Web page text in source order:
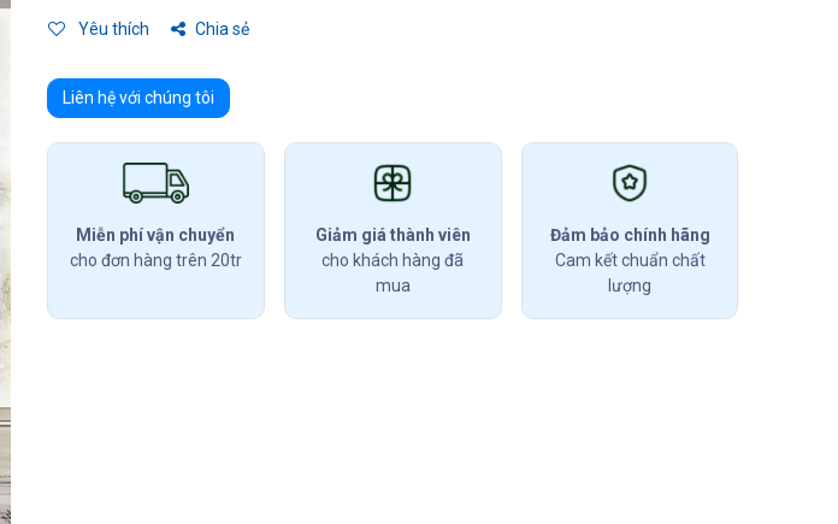
Yêu thích Chia sẻ
Liên hệ với chúng tôi
Miễn phí vận chuyển
cho đơn hàng trên 20tr
Giảm giá thành viên
cho khách hàng đã
mua
Đảm bảo chính hãng
Cam kết chuẩn chất
lượng